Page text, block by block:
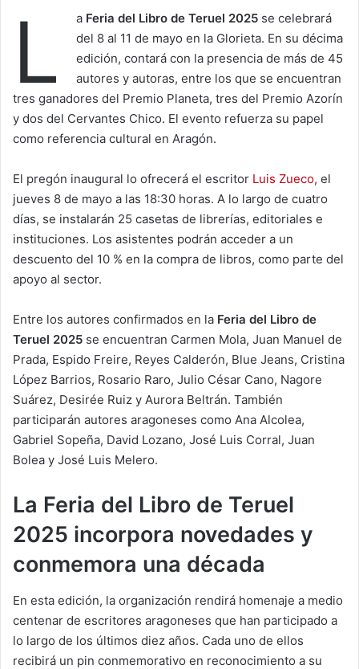
L a Feria del Libro de Teruel 2025 se celebrará
del 8 al 11 de mayo en la Glorieta. En su décima
edición, contará con la presencia de más de 45
autores y autoras, entre los que se encuentran
tres ganadores del Premio Planeta, tres del Premio Azorín
y dos del Cervantes Chico. El evento refuerza su papel
como referencia cultural en Aragón.
El pregón inaugural lo ofrecerá el escritor Luis Zueco, el
jueves 8 de mayo a las 18:30 horas. A lo largo de cuatro
días, se instalarán 25 casetas de librerías, editoriales e
instituciones. Los asistentes podrán acceder a un
descuento del 10 % en la compra de libros, como parte del
apoyo al sector.
Entre los autores confirmados en la Feria del Libro de
Teruel 2025 se encuentran Carmen Mola, Juan Manuel de
Prada, Espido Freire, Reyes Calderón, Blue Jeans, Cristina
López Barrios, Rosario Raro, Julio César Cano, Nagore
Suárez, Desirée Ruiz y Aurora Beltrán. También
participarán autores aragoneses como Ana Alcolea,
Gabriel Sopeña, David Lozano, José Luis Corral, Juan
Bolea y José Luis Melero.
La Feria del Libro de Teruel
2025 incorpora novedades y
conmemora una década
En esta edición, la organización rendirá homenaje a medio
centenar de escritores aragoneses que han participado a
lo largo de los últimos diez años. Cada uno de ellos
recibirá un pin conmemorativo en reconocimiento a su